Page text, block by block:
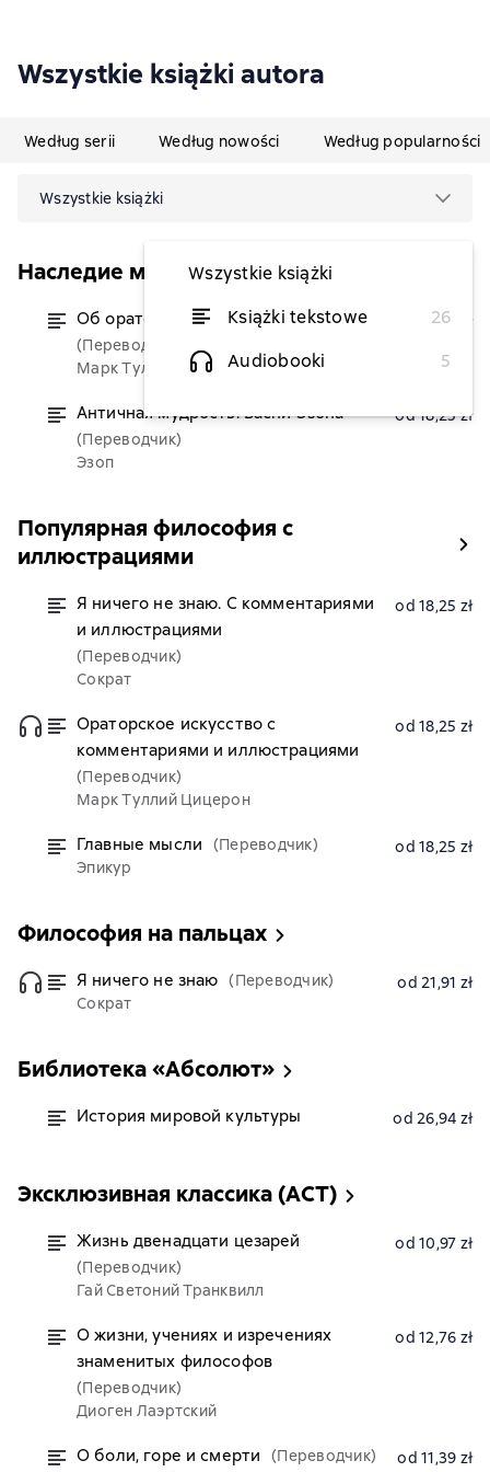
Wszystkie książki autora
Według serii Według nowości Według popularności
Wszystkie książki
Wszystkie książki
Książki tekstowe
26
Audiobooki
5
Наследие мудрых
Об ораторском искусстве
(Переводчик)
Марк Туллий Цицерон
od 18,25 zł
Античная мудрость. Басни Эзопа
(Переводчик)
Эзоп
od 18,25 zł
Популярная философия с
иллюстрациями
Я ничего не знаю. С комментариями
и иллюстрациями
(Переводчик)
Сократ
od 18,25 zł
Ораторское искусство с
комментариями и иллюстрациями
(Переводчик)
Марк Туллий Цицерон
od 18,25 zł
Главные мысли
(Переводчик)
Эпикур
od 18,25 zł
Философия на пальцах
Я ничего не знаю (Переводчик)
Сократ
od 21,91 zł
Библиотека «Абсолют»
История мировой культуры od 26,94 zł
Эксклюзивная классика (АСТ)
Жизнь двенадцати цезарей
(Переводчик)
Гай Светоний Транквилл
od 10,97 zł
О жизни, учениях и изречениях
знаменитых философов
(Переводчик)
Диоген Лаэртский
od 12,76 zł
О боли, горе и смерти
(Переводчик)
od 11,39 zł